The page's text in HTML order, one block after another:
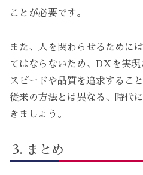
ことが必要です。
また、人を関わらせるために
てはならないため、DXを実現
スピードや品質を追求するこ
従来の方法とは異なる、時代
きましょう。
まとめ